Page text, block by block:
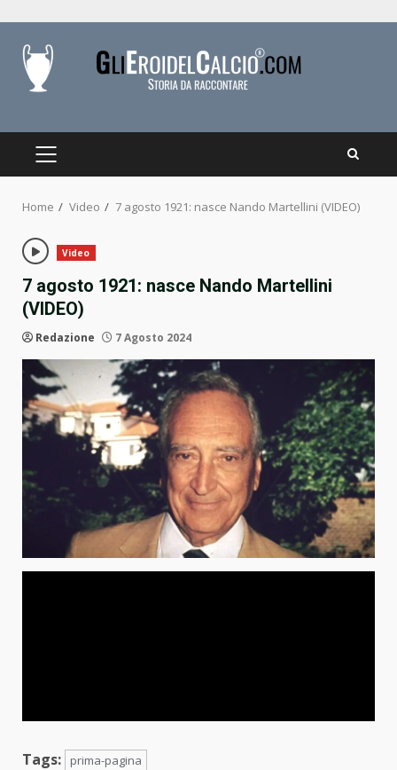
content
PRIMARY
Home Video 7 agosto 1921: nasce Nando Martellini (VIDEO)
Video
7 agosto 1921: nasce Nando Martellini
(VIDEO)
Redazione 7 Agosto 2024
Tags: prima-pagina